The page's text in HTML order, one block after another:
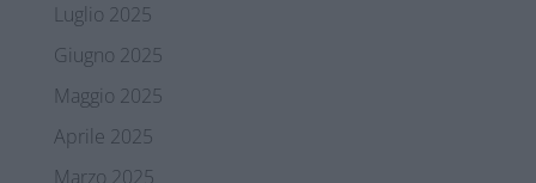
Luglio 2025
Giugno 2025
Maggio 2025
Aprile 2025
Marzo 2025